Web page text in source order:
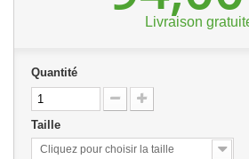
Livraison
Quantité
Taille
Cliquez pour choisir la taille